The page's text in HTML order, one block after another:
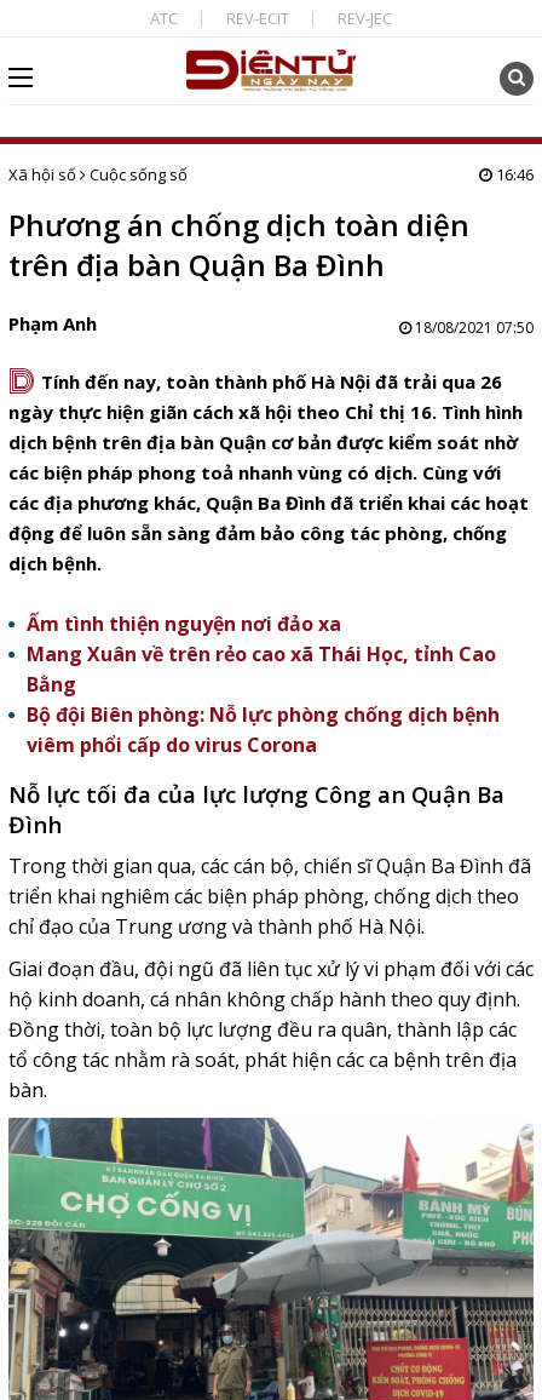
ATC REV-ECIT REV-JEC
Xã hội số Cuộc sống số 16:46
Phương án chống dịch toàn diện
trên địa bàn Quận Ba Đình
Phạm Anh 18/08/2021 07:50
D Tính đến nay, toàn thành phố Hà Nội đã trải qua 26
ngày thực hiện giãn cách xã hội theo Chỉ thị 16. Tình hình
dịch bệnh trên địa bàn Quận cơ bản được kiểm soát nhờ
các biện pháp phong toả nhanh vùng có dịch. Cùng với
các địa phương khác, Quận Ba Đình đã triển khai các hoạt
động để luôn sẵn sàng đảm bảo công tác phòng, chống
dịch bệnh.
Ấm tình thiện nguyện nơi đảo xa
Mang Xuân về trên rẻo cao xã Thái Học, tỉnh Cao
Bằng
Bộ đội Biên phòng: Nỗ lực phòng chống dịch bệnh
viêm phổi cấp do virus Corona
Nỗ lực tối đa của lực lượng Công an Quận Ba
Đình
Trong thời gian qua, các cán bộ, chiến sĩ Quận Ba Đình đã
triển khai nghiêm các biện pháp phòng, chống dịch theo
chỉ đạo của Trung ương và thành phố Hà Nội.
Giai đoạn đầu, đội ngũ đã liên tục xử lý vi phạm đối với các
hộ kinh doanh, cá nhân không chấp hành theo quy định.
Đồng thời, toàn bộ lực lượng đều ra quân, thành lập các
tổ công tác nhằm rà soát, phát hiện các ca bệnh trên địa
bàn.